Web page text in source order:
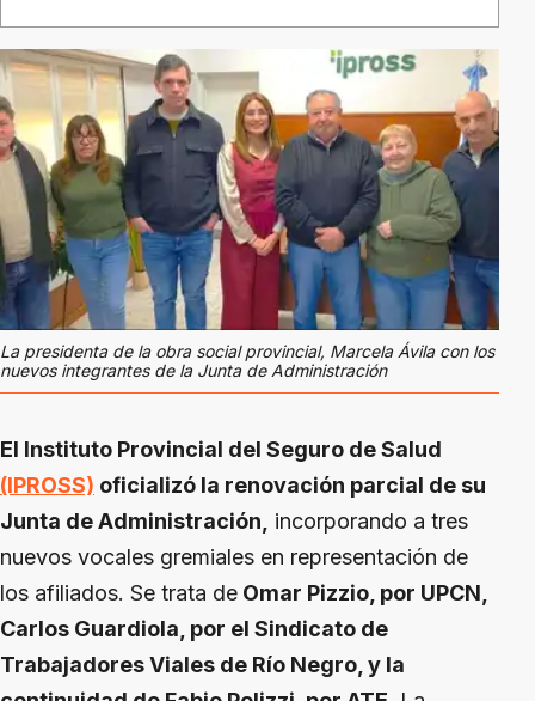
La presidenta de la obra social provincial, Marcela Ávila con los
nuevos integrantes de la Junta de Administración
El Instituto Provincial del Seguro de Salud
(IPROSS) oficializó la renovación parcial de su
Junta de Administración, incorporando a tres
nuevos vocales gremiales en representación de
los afiliados. Se trata de Omar Pizzio, por UPCN,
Carlos Guardiola, por el Sindicato de
Trabajadores Viales de Río Negro, y la